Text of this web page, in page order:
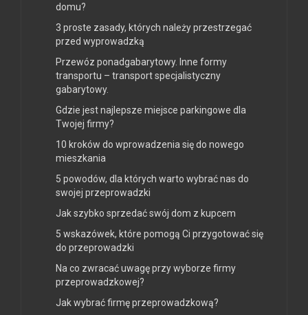
domu?
3 proste zasady, których należy przestrzegać
przed wyprowadzką
Przewóz ponadgabarytowy. Inne formy
transportu – transport specjalistyczny
gabarytowy.
Gdzie jest najlepsze miejsce parkingowe dla
Twojej firmy?
10 kroków do wprowadzenia się do nowego
mieszkania
5 powodów, dla których warto wybrać nas do
swojej przeprowadzki
Jak szybko sprzedać swój dom z kupcem
5 wskazówek, które pomogą Ci przygotować się
do przeprowadzki
Na co zwracać uwagę przy wyborze firmy
przeprowadzkowej?
Jak wybrać firmę przeprowadzkową?